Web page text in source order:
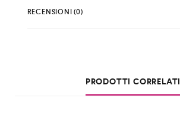
RECENSIONI (0)
PRODOTTI CORRELATI